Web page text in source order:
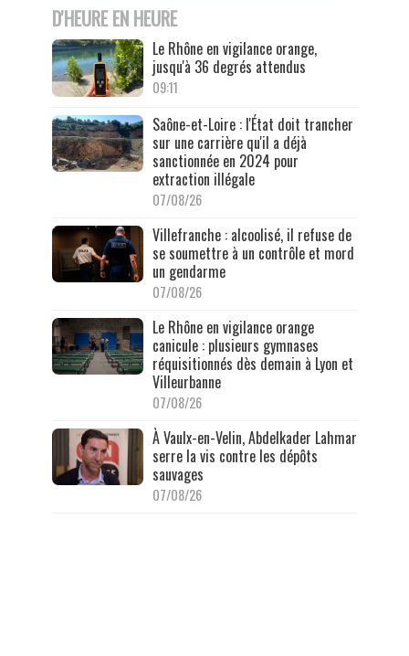
D'HEURE EN HEURE
Le Rhône en vigilance orange,
jusqu'à 36 degrés attendus
09:11
Saône-et-Loire : l'État doit trancher
sur une carrière qu'il a déjà
sanctionnée en 2024 pour
extraction illégale
07/08/26
Villefranche : alcoolisé, il refuse de
se soumettre à un contrôle et mord
un gendarme
07/08/26
Le Rhône en vigilance orange
canicule : plusieurs gymnases
réquisitionnés dès demain à Lyon et
Villeurbanne
07/08/26
À Vaulx-en-Velin, Abdelkader Lahmar
serre la vis contre les dépôts
sauvages
07/08/26